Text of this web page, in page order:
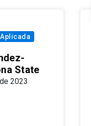
State
2023